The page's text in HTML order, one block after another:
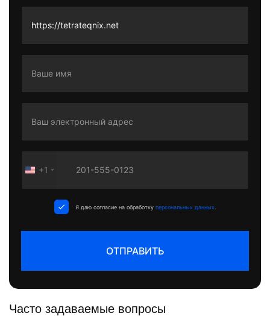
United
+1
Я даю согласие на обработку персональных данных
ОТПРАВИТЬ
Часто задаваемые вопросы